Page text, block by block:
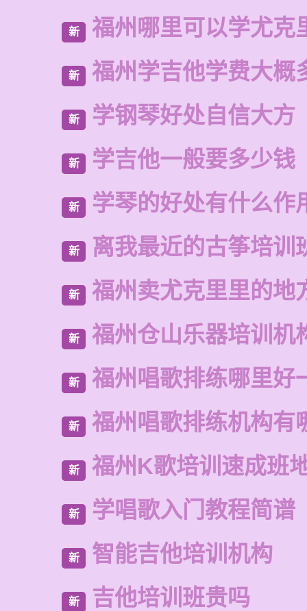
新 福州哪里可以学尤克
新 福州学吉他学费大概
新 学钢琴好处自信大方
新 学吉他一般要多少钱
新 学琴的好处有什么作
新 离我最近的古筝培训
新 福州卖尤克里里的地
新 福州仓山乐器培训机
新 福州唱歌排练哪里好
新 福州唱歌排练机构有
新 福州K歌培训速成班
新 学唱歌入门教程简谱
新 智能吉他培训机构
新 吉他培训班贵吗